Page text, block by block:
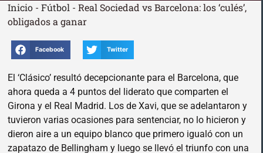
Inicio - Fútbol - Real Sociedad vs Barcelona: los ‘culés’,
obligados a ganar
Facebook Twitter
El ‘Clásico’ resultó decepcionante para el Barcelona, que
ahora queda a 4 puntos del liderato que comparten el
Girona y el Real Madrid. Los de Xavi, que se adelantaron y
tuvieron varias ocasiones para sentenciar, no lo hicieron y
dieron aire a un equipo blanco que primero igualó con un
zapatazo de Bellingham y luego se llevó el triunfo con una